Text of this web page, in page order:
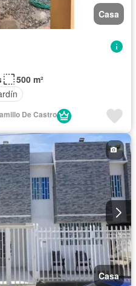
Casa
500 m²
De Castro
Casa